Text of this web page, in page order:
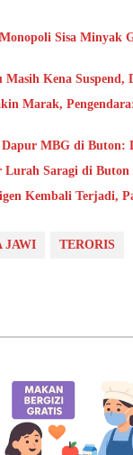
Sisa Minyak
Kena Suspend,
Marak,
MBG di Buton:
Lurah Saragi di
Kembali Terjadi,
JAWI TERORIS